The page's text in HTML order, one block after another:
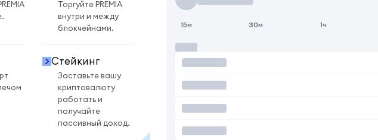
Торгуйте PREMIA
внутри и между
блокчейнами.
Стейкинг
Заставьте вашу
криптовалюту
работать и
получайте
пассивный доход.
15м 30м 1ч